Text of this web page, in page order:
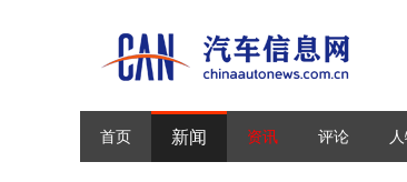
首页 新闻 资讯 评论